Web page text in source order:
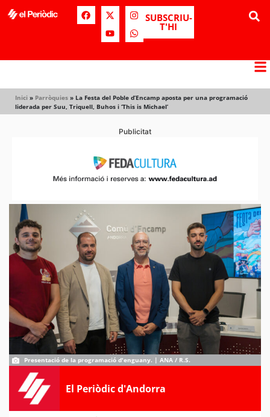
SUBSCRIU-
T'HI
Inici » Parròquies » La Festa del Poble d’Encamp aposta per una programació
liderada per Suu, Triquell, Buhos i ‘This is Michael’
Publicitat
Presentació de la programació d'enguany. | ANA / R.S.
El Periòdic d'Andorra